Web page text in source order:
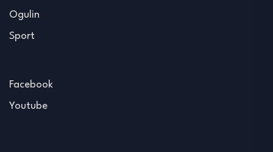
Ogulin
Sport
Facebook
Youtube